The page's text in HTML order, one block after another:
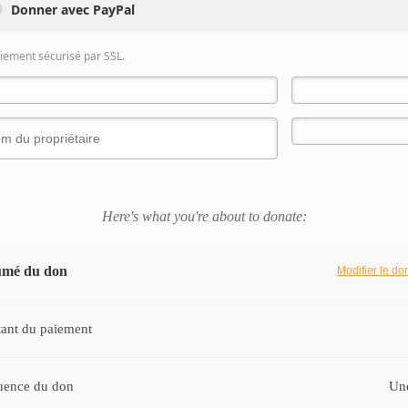
Donner avec PayPal
sécurisé par SSL.
Here's what you're about to donate:
du don Modifier le
du paiement
du don